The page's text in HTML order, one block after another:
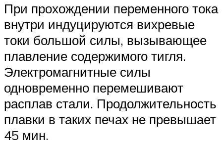
При прохождении переменного тока
внутри индуцируются вихревые
токи большой силы, вызывающее
плавление содержимого тигля.
Электромагнитные силы
одновременно перемешивают
расплав стали. Продолжительность
плавки в таких печах не превышает
45 мин.